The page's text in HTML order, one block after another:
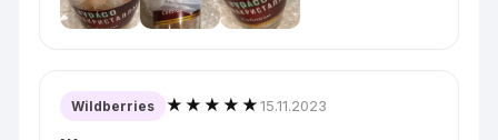
Wildberries ★★★★★15.11.2023